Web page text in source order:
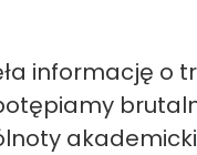
informację o